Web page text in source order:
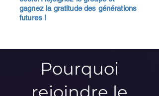
gagnez la gratitude des générations
futures !
Pourquoi